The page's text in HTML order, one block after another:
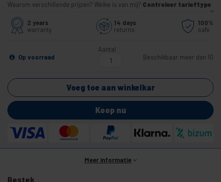
Waarom verschillende prijzen? Welke is van mij? Controleer tarieftype
2 years
warranty
14 days
returns
100%
safe
Op voorraad
Aantal
Beschikbaar meer dan 10
Voeg toe aan winkelkar
Koop nu
Meer informatie
Bestek